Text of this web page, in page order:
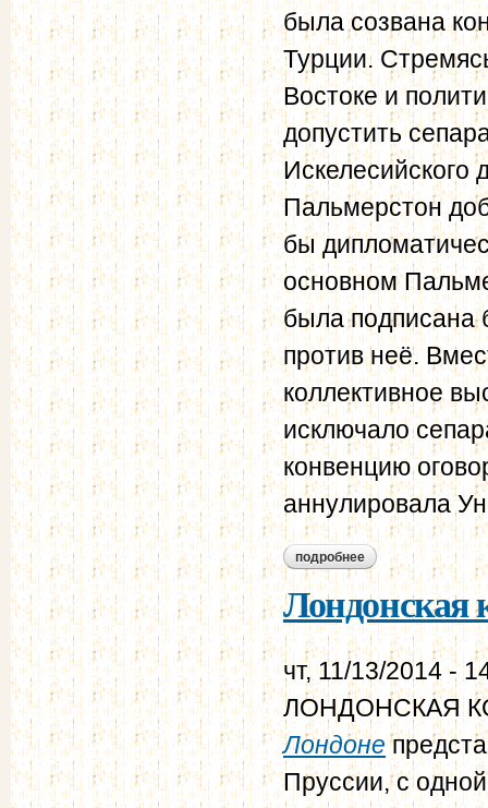
была созвана
Турции.
Востоке и
допустить
Искелесийского
Пальмерстон
бы
основном
была подписана
против неё.
коллективное
исключало
конвенцию
аннулировала
подробнее о лондонская
Лондонская
чт, 11/13/2014 -
ЛОНДОНСКАЯ
Лондоне
Пруссии, с